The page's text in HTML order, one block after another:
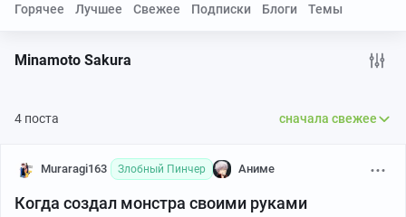
Горячее Лучшее Свежее Подписки Блоги Темы
Minamoto Sakura
4 поста сначала свежее
Muraragi163 Злобный Пинчер Аниме
Когда создал монстра своими руками